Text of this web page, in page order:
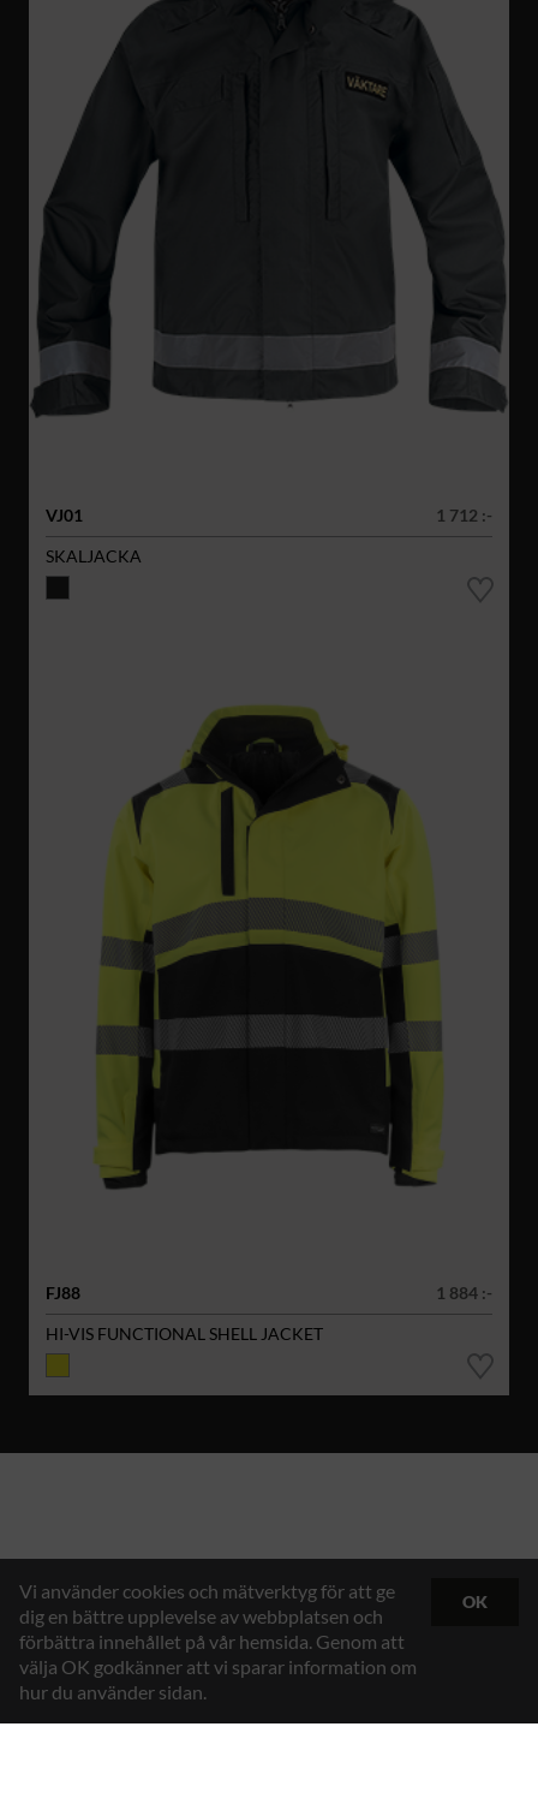
VJ01
1 712 :-
SKALJACKA
FJ88
1 884 :-
HI-VIS FUNCTIONAL SHELL JACKET
Vi använder cookies och mätverktyg för att ge
dig en bättre upplevelse av webbplatsen och
förbättra innehållet på vår hemsida. Genom att
välja OK godkänner att vi sparar information om
hur du använder sidan.
OK